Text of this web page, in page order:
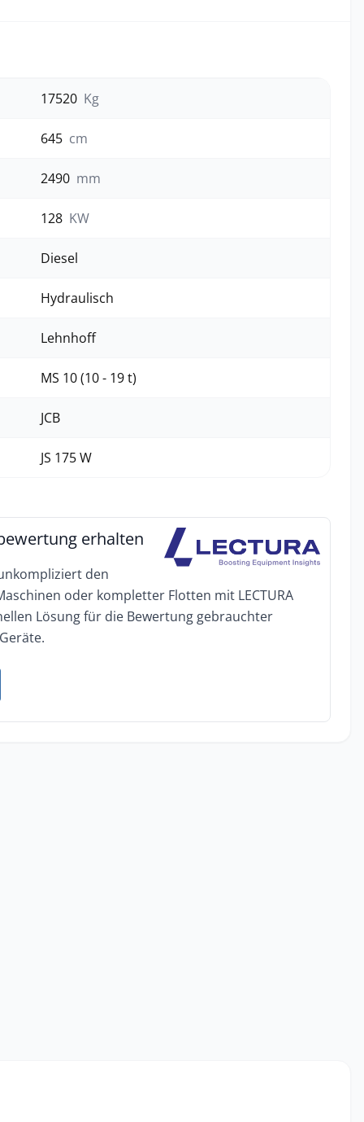
17520 Kg
645 cm
2490 mm
128 KW
Diesel
Hydraulisch
Lehnhoff
MS 10 (10 - 19 t)
JCB
JS 175 W
erhalten
den
oder kompletter Flotten mit LECTURA
Lösung für die Bewertung gebrauchter